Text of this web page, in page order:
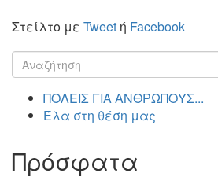
Στείλτο με Tweet ή Facebook
Φόρμα
αναζήτησης
ΠΟΛΕΙΣ ΓΙΑ ΑΝΘΡΩΠΟΥΣ...
Έλα στη θέση μας
Πρόσφατα